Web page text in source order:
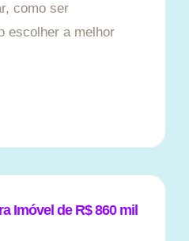
como ser
escolher a melhor
Imóvel de R$ 860 mil